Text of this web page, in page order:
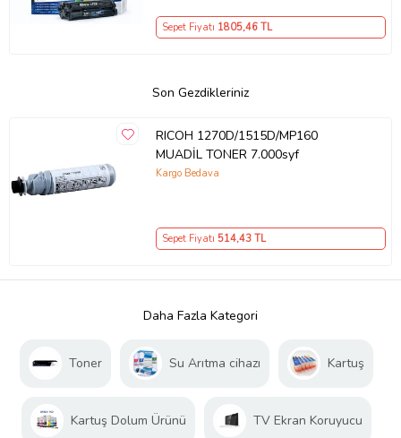
Sepet Fiyatı 1805,46 TL
Son Gezdikleriniz
RICOH 1270D/1515D/MP160
MUADİL TONER 7.000syf
Kargo Bedava
Sepet Fiyatı 514,43 TL
Daha Fazla Kategori
Toner Su Arıtma cihazı Kartuş
Kartuş Dolum Ürünü TV Ekran Koruyucu